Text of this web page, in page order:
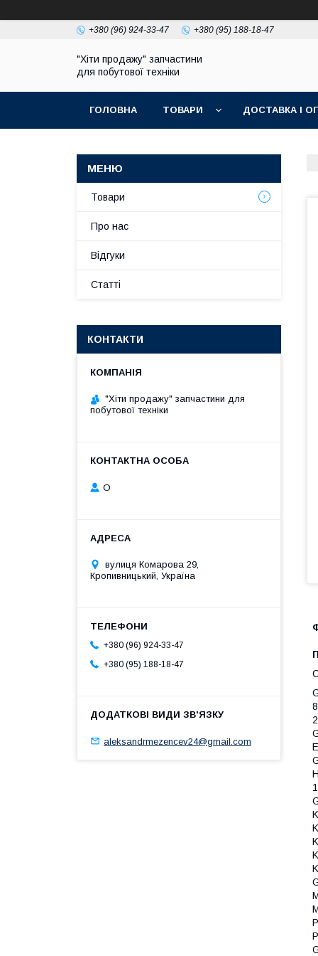
+380 (96) 924-33-47 +380 (95) 188-18-47
"Хіти продажу" запчастини
для побутової техніки
ГОЛОВНА ТОВАРИ ДОСТАВКА І
Товари
Про нас
Відгуки
Статті
КОНТАКТИ
"Хіти продажу" запчастини для
побутової техніки
О
вулиця Комарова 29,
Кропивницький, Україна
+380 (96) 924-33-47
+380 (95) 188-18-47
aleksandrmezencev24@gmail.com